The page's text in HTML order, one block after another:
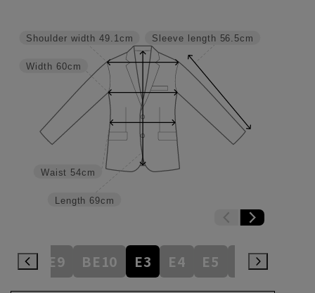
Sleeve length 56.5cm
Length 69cm
Waist 54cm
Width 60cm
Shoulder width 49.1cm
BE9 BE10 E3 E4 E5 E6